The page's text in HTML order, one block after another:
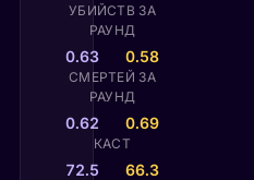
УБИЙСТВ ЗА
РАУНД
0.63 0.58
СМЕРТЕЙ ЗА
РАУНД
0.62 0.69
КАСТ
72.5 66.3